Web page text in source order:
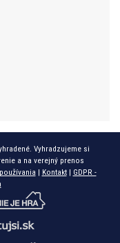
Vyhradzujeme si
a na verejný prenos
| Kontakt| GDPR -